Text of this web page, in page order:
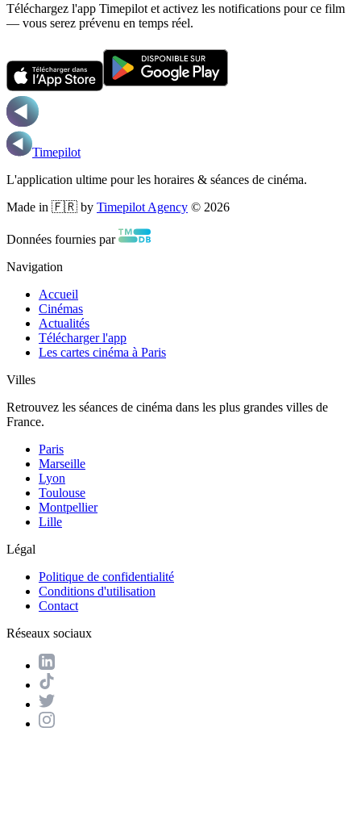
Téléchargez l'app Timepilot et activez les notifications pour ce film
— vous serez prévenu en temps réel.
Timepilot
L'application ultime pour les horaires & séances de cinéma.
Made in 🇫🇷 by Timepilot Agency © 2026
Données fournies par
Navigation
Accueil
Cinémas
Actualités
Télécharger l'app
Les cartes cinéma à Paris
Villes
Retrouvez les séances de cinéma dans les plus grandes villes de
France.
Paris
Marseille
Lyon
Toulouse
Montpellier
Lille
Légal
Politique de confidentialité
Conditions d'utilisation
Contact
Réseaux sociaux